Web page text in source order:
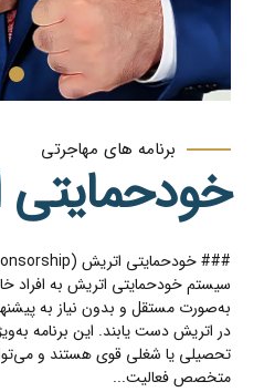
برنامه های مهاجرتی
سیستم خودحمایتی اتریش به افراد
به‌صورت مستقل و بدون نیاز به
در اتریش دست یابند. این برنامه
تحصیلی یا شغلی قوی هستند و
متخصص فعالیت...